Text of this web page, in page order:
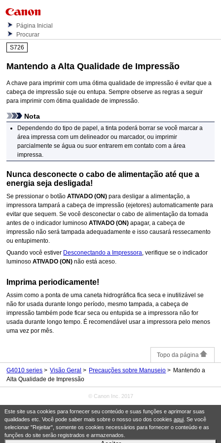
Este site usa cookies para fornecer seu conteúdo e suas funções e aprimorar suas
qualidades etc. Você pode saber mais sobre o nosso uso dos cookies aqui. Se você
selecionar "Rejeitar", somente os cookies necessários para fornecer o conteúdo e as
funções do site serão registrados e armazenados.
Página Inicial
Procurar
S726
Mantendo a Alta Qualidade de Impressão
A chave para imprimir com uma ótima qualidade de impressão é evitar que a
cabeça de impressão suje ou entupa. Sempre observe as regras a seguir
para imprimir com ótima qualidade de impressão.
Nota
Dependendo do tipo de papel, a tinta poderá borrar se você marcar a
área impressa com um delineador ou marcador, ou imprimir
parcialmente se água ou suor entrarem em contato com a área
impressa.
Nunca desconecte o cabo de alimentação até que a
energia seja desligada!
Se pressionar o botãoATIVADO (ON) para desligar a alimentação, a
impressora tampará acabeça de impressão (ejetores) automaticamente para
evitar que sequem. Se você desconectar o cabo de alimentação da tomada
antes de o indicador luminosoATIVADO (ON) apagar, acabeça de
impressão não será tampada adequadamente e isso causará ressecamento
ou entupimento.
Quando você estiver Desconectando a Impressora, verifique se o indicador
luminosoATIVADO (ON) não está aceso.
Imprima periodicamente!
Assim como a ponta de uma caneta hidrográfica fica seca e inutilizável se
não for usada durante longo período, mesmo tampada, acabeça de
impressão também pode ficar seca ou entupida se aimpressora não for
usada durante longo tempo. É recomendável usar aimpressora pelo menos
uma vez por mês.
Topo da página
G4010 series Visão Geral Precauções sobre Manuseio
Mantendo a
Alta Qualidade de Impressão
© Canon Inc. 2017